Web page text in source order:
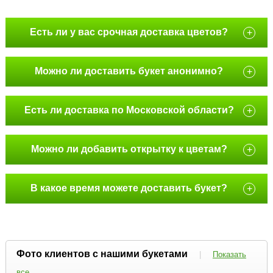
Есть ли у вас срочная доставка цветов? +
Можно ли доставить букет анонимно? +
Есть ли доставка по Московской области? +
Можно ли добавить открытку к цветам? +
В какое время можете доставить букет? +
Фото клиентов с нашими букетами |
Показать